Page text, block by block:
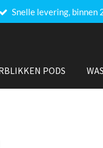
Snelle levering, binnen
PODS